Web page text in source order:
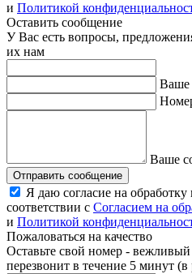
и Политикой
Оставить сообщение
У Вас есть вопросы,
их нам
Ваше
Ваше
Отправить сообщение
Я даю согласие на
соответствии с Согласием на
и Политикой
Пожаловаться на качество
Оставьте свой номер -
перезвонит в течение 5 минут (в